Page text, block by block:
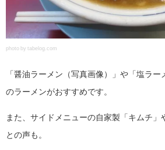
photo by tabelog.com
「醤油ラーメン（写真画像）」や「塩ラ
のラーメンがおすすめです。
また、サイドメニューの自家製「キムチ」
との声も。